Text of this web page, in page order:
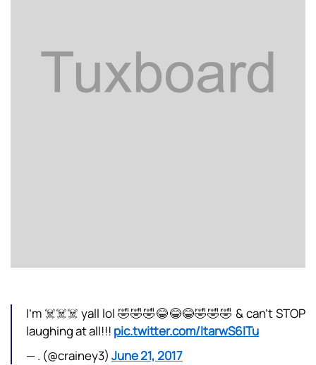
I'm ☠️☠️☠️ yall lol 🤣🤣🤣😂😂😂🤣🤣🤣 & can't STOP
laughing at all!!! pic.twitter.com/ItarwS6ITu
— . (@crainey3) June 21, 2017